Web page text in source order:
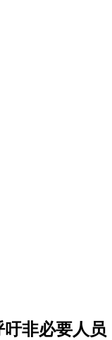
非必要人员